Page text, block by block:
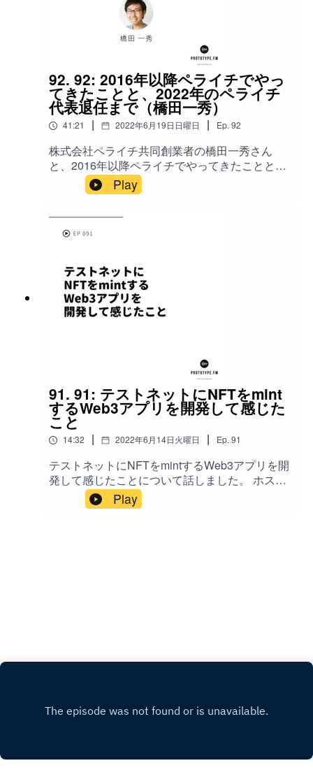
プ・もくもく会・web3（NFTエアドロップ）・
ノーコード開発ハンズオン
https://buildweekend.connpass.com/event/25206
が語るユーザーに愛されるサービスの作り方 〜
ノーコードサービスのこれまでとこれから〜
https://buildweekend.connpass.com/event/25282
1/ このポッドキャストへのお問い合わせ、ご感
想、ご質問、ご要望は公式サイト(
www.prototype.fm )内の、お問い合わせからメッ
セージしてください。 Twitterの場合は
#prototypefm をつけてツイートしてください。
iTunesStoreでのレビューもお願いします。
92. 92: 2016年以降ペライチでやっ
てきたことと、2022年のペライチ
代表退任まで（橋田一秀）
41:21 | 2022年6月19日日曜日 | Ep. 92
株式会社ペライチ共同創業者の橋田一秀さん
と、2016年以降ペライチでやってきたことと
2022年のペライチ代表退任まで、いろいろと話
しました。 ゲスト: 橋田 一秀（
ド: 前回ゲスト出演は2016年の第26回 / 2016年
ーター制度 / 全国各地のファンがサービスを広め
る / メルマガサービス / 予約サービス / 機能の増
加とサービスコンセプト・ブランディング変更 /
ラクスルからの資金調達 / ペライチを成長させる
ップを立ち上げるまで（橋田一秀
@hassy0607） https://www.prototype.fm/26 [公
式]ペライチサポーター制度
https://peraichi.com/landing_pages/view/evangel
ist47/ ペライチの代表を退任します
https://note.com/hassy0607/n/nf72aa3c198b1
2022年7月22日（金）のトークイベントは、
build weekendのページで告知・募集します
https://buildweekend.connpass.com/ このポッド
キャストへのお問い合わせ、ご感想、ご質問、
Play
91. 91: テストネットにNFTをmint
するWeb3アプリを開発して感じた
こと
14:32 | 2022年6月14日火曜日 | Ep. 91
テストネットにNFTをmintするWeb3アプリを開
発して感じたことについて話しました。 ホスト:
山本 大策（ https://twitter.com/daisaku ） 今回の
キーワード: SVG NFT / Hardhat / OpenZeppelin /
運営のリアルな話とサービス開発者のキャリ
3/ このポッドキャストへのお問い合わせ、ご感
Play